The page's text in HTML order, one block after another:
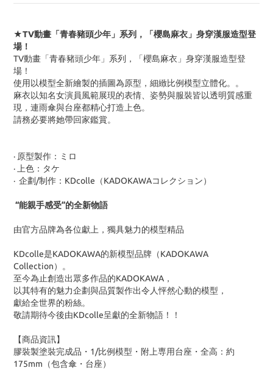
★TV動畫「青春豬頭少年」系列，「櫻島麻衣」身穿漢服造型登
場！
TV動畫「青春豬頭少年」系列，「櫻島麻衣」身穿漢服造型登
場！
使用以模型全新繪製的插圖為原型，細緻比例模型立體化。。
麻衣以知名女演員風範展現的表情、姿勢與服裝皆以透明質感重
現，連雨傘與台座都精心打造上色。
請務必要將她帶回家鑑賞。
· 原型製作：ミロ
· 上色：タケ
· 企劃/制作：KDcolle（KADOKAWAコレクション）
“能親手感受”的全新物語
由官方品牌為各位獻上，獨具魅力的模型精品
KDcolle是KADOKAWA的新模型品牌（KADOKAWA
Collection）。
至今為止創造出眾多作品的KADOKAWA，
以其特有的魅力企劃與品質製作出令人怦然心動的模型，
獻給全世界的粉絲。
敬請期待今後由KDcolle呈獻的全新物語！！
【商品資訊】
膠裝製塗裝完成品・1/比例模型・附上専用台座・全高：約
175mm（包含傘・台座）